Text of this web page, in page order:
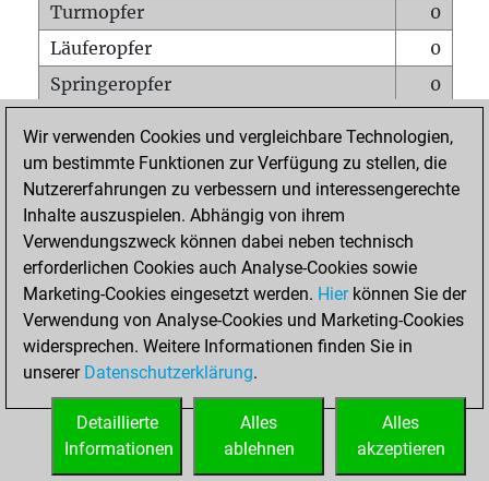
Turmopfer
0
Läuferopfer
0
Springeropfer
0
Matt auf vollem Brett
0
Bauer setzt Matt
0
Erstickte Matts
Unterverwandlungen
Türme auf der siebten
0
STARTSEITE
Wir verwenden Cookies und vergleichbare Technologien,
um bestimmte Funktionen zur Verfügung zu stellen, die
Nutzererfahrungen zu verbessern und interessengerechte
Inhalte auszuspielen. Abhängig von ihrem
Verwendungszweck können dabei neben technisch
erforderlichen Cookies auch Analyse-Cookies sowie
Marketing-Cookies eingesetzt werden. Hierkönnen Sie der
Verwendung von Analyse-Cookies und Marketing-Cookies
widersprechen. Weitere Informationen finden Sie in
unserer Datenschutzerklärung.
Alles
akzeptieren
Alles
ablehnen
Detaillierte
Informationen